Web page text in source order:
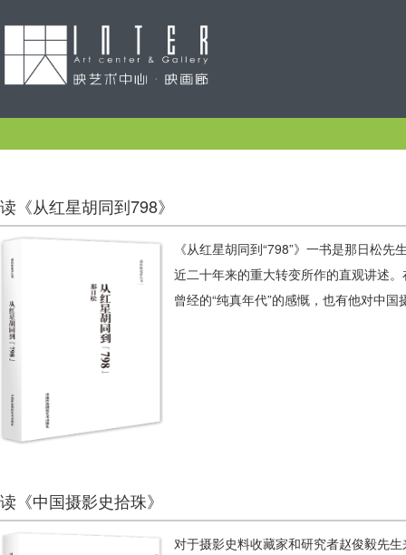
读《从红星胡同到798》
《从红星胡同到“798”》一书是那日松
近二十年来的重大转变所作的直观讲述
曾经的“纯真年代”的感慨，也有他对中国
读《中国摄影史拾珠》
对于摄影史料收藏家和研究者赵俊毅先